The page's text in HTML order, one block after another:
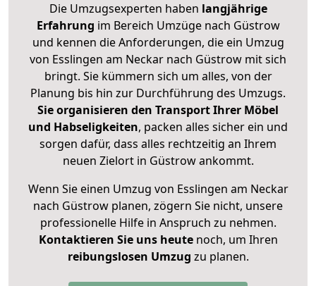
Die Umzugsexperten haben langjährige
Erfahrung im Bereich Umzüge nach Güstrow
und kennen die Anforderungen, die ein Umzug
von Esslingen am Neckar nach Güstrow mit sich
bringt. Sie kümmern sich um alles, von der
Planung bis hin zur Durchführung des Umzugs.
Sie organisieren den Transport Ihrer Möbel
und Habseligkeiten, packen alles sicher ein und
sorgen dafür, dass alles rechtzeitig an Ihrem
neuen Zielort in Güstrow ankommt.
Wenn Sie einen Umzug von Esslingen am Neckar
nach Güstrow planen, zögern Sie nicht, unsere
professionelle Hilfe in Anspruch zu nehmen.
Kontaktieren Sie uns heutenoch, um Ihren
reibungslosen Umzug zu planen.